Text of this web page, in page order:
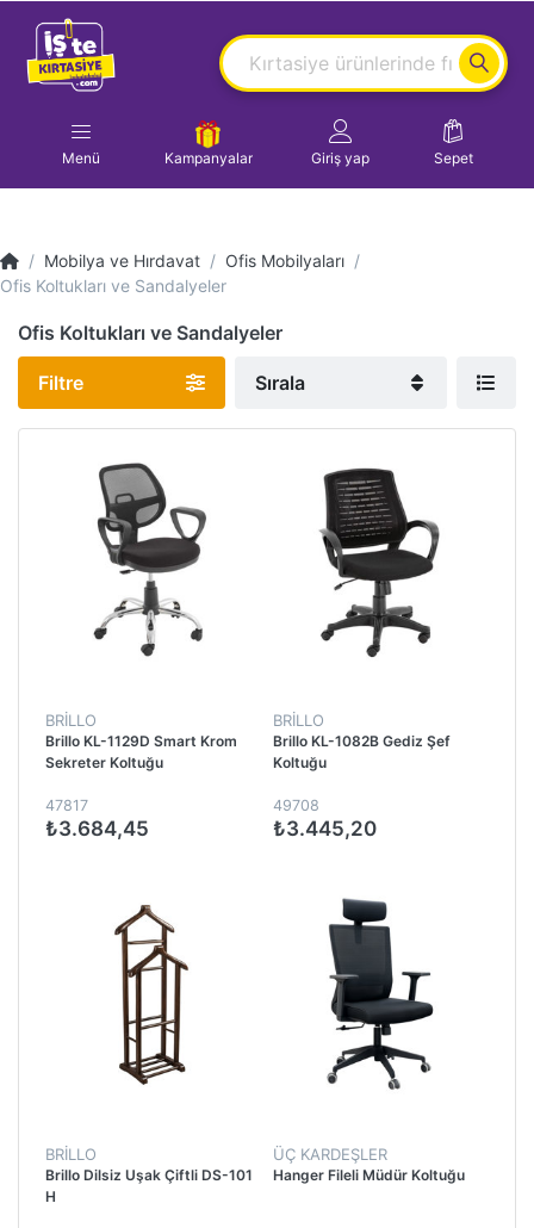
Menü Kampanyalar Giriş yap Sepet
Mobilya ve Hırdavat
Ofis Mobilyaları
Ofis Koltukları ve Sandalyeler
Ofis Koltukları ve Sandalyeler
Filtre Sırala
BRİLLO
Brillo KL-1129D Smart Krom
Sekreter Koltuğu
47817
₺3.684,45
BRİLLO
Brillo KL-1082B Gediz Şef
Koltuğu
49708
₺3.445,20
BRİLLO
Brillo Dilsiz Uşak Çiftli DS-101
H
ÜÇ KARDEŞLER
Hanger Fileli Müdür Koltuğu